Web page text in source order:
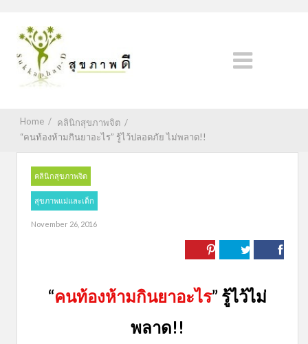
Home / คลินิกสุขภาพจิต /
“คนท้องห้ามกินยาอะไร” รู้ไว้ปลอดภัย ไม่พลาด!!
คลินิกสุขภาพจิต
สุขภาพแม่และเด็ก
November 26, 2016
“คนท้องห้ามกินยาอะไร” รู้ไว้ไม่
พลาด!!